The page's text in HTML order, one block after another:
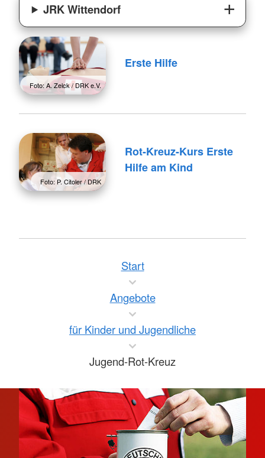
JRK Wittendorf
Foto: A. Zelck / DRK e.V.
Erste Hilfe
Foto: P. Citoler / DRK
Rot-Kreuz-Kurs Erste
Hilfe am Kind
Start
Angebote
für Kinder und Jugendliche
Jugend-Rot-Kreuz